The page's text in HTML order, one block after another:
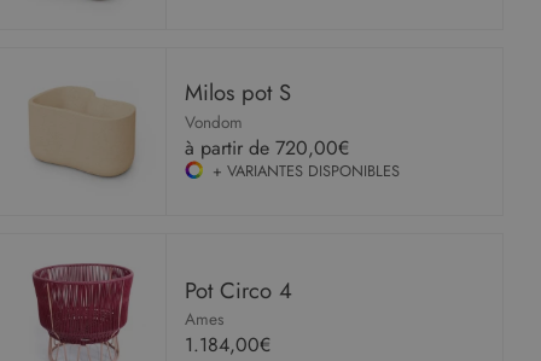
Milos pot S
Vondom
à partir de720,00€
+ VARIANTES DISPONIBLES
Pot Circo 4
Ames
1.184,00€